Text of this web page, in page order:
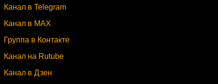
Канал в Telegram
Канал в MAX
Группа в Контакте
Канал на Rutube
Канал в Дзен